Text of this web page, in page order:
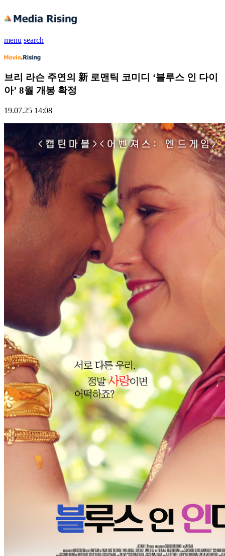
menu search
브리 라슨 주연의 新 로맨틱 코미디 ‘블루스 인 다이
아’ 8월 개봉 확정
19.07.25 14:08